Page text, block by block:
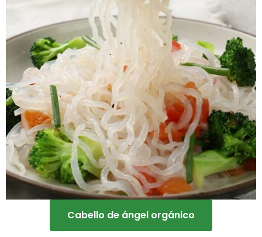
Cabello de ángel orgánico